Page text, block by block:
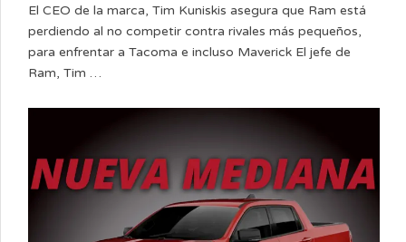
El CEO de la marca, Tim Kuniskis asegura que Ram está
perdiendo al no competir contra rivales más pequeños,
para enfrentar a Tacoma e incluso Maverick El jefe de
Ram, Tim …